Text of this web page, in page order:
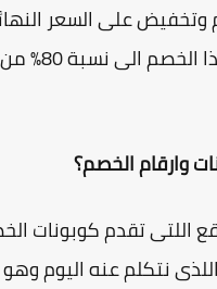
على السعر
او الخدمة وقد يصل هذا الخصم الى
الخصم؟
تقدم كوبونات
نتكلم عنه اليوم وهو